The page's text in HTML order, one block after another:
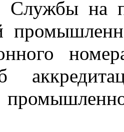
Службы на